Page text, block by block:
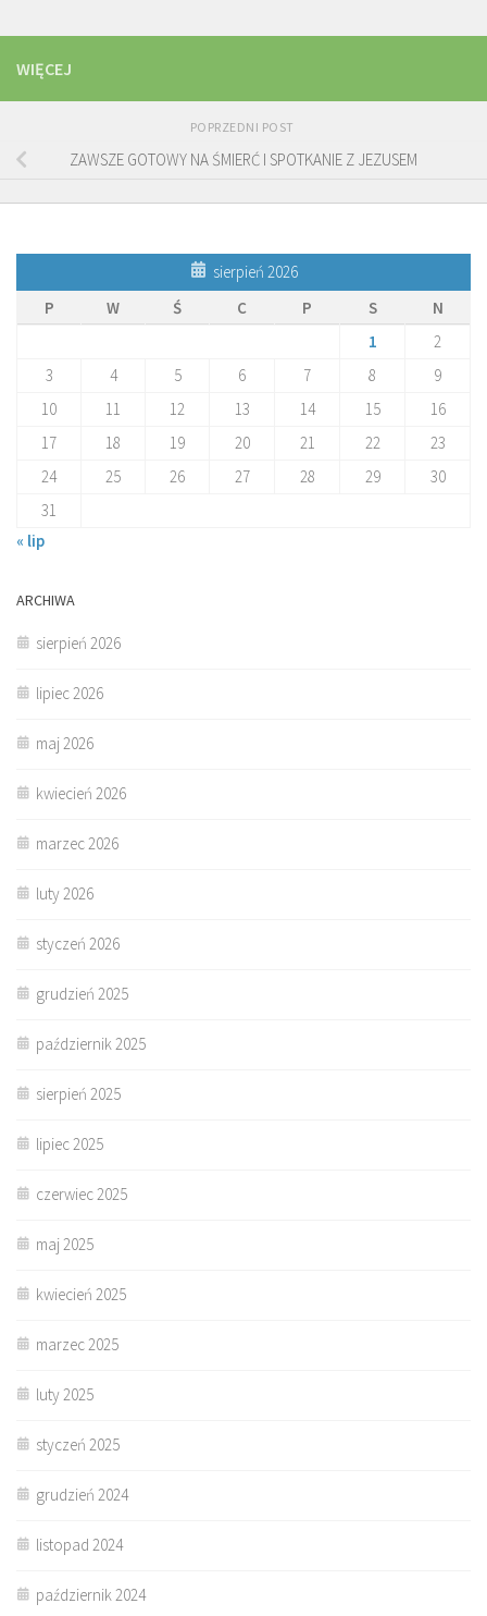
WIĘCEJ
POPRZEDNI POST
ZAWSZE GOTOWY NA ŚMIERĆ I SPOTKANIE Z JEZUSEM
sierpień 2026
P
W Ś C P S
N
1
2
3
4 5 6 7 8
9
10
11 12 13 14 15
16
17
18 19 20 21 22
23
24
25 26 27 28 29
30
31
« lip
ARCHIWA
sierpień 2026
lipiec 2026
maj 2026
kwiecień 2026
marzec 2026
luty 2026
styczeń 2026
grudzień 2025
październik 2025
sierpień 2025
lipiec 2025
czerwiec 2025
maj 2025
kwiecień 2025
marzec 2025
luty 2025
styczeń 2025
grudzień 2024
listopad 2024
październik 2024